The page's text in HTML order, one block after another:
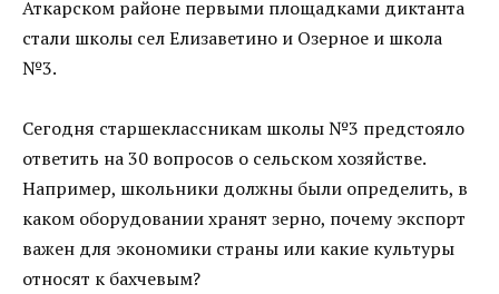
Аткарском районе первыми площадками диктанта
стали школы сел Елизаветино и Озерное и школа
№3.
Сегодня старшеклассникам школы №3 предстояло
ответить на 30 вопросов о сельском хозяйстве.
Например, школьники должны были определить, в
каком оборудовании хранят зерно, почему экспорт
важен для экономики страны или какие культуры
относят к бахчевым?